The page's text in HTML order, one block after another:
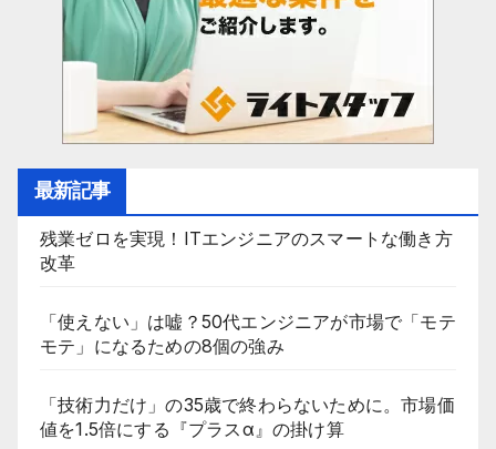
最新記事
残業ゼロを実現！ITエンジニアのスマートな働き方
改革
「使えない」は嘘？50代エンジニアが市場で「モテ
モテ」になるための8個の強み
「技術力だけ」の35歳で終わらないために。市場価
値を1.5倍にする『プラスα』の掛け算